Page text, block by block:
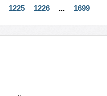
1225 1226 ... 1699